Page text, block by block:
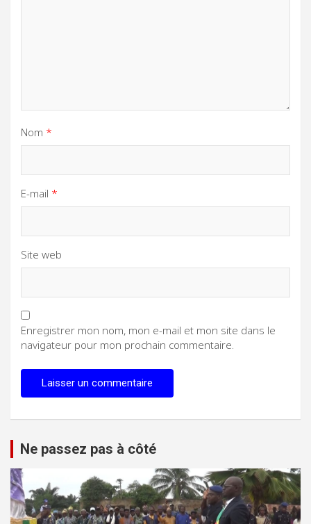
Nom *
E-mail *
Site web
Enregistrer mon nom, mon e-mail et mon site dans le
navigateur pour mon prochain commentaire.
Ne passez pas à côté